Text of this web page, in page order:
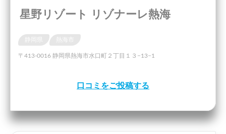
星野リゾート リゾナーレ熱海
〒413-0016 静岡県熱海市水口町２丁目１３−13−1
口コミをご投稿する